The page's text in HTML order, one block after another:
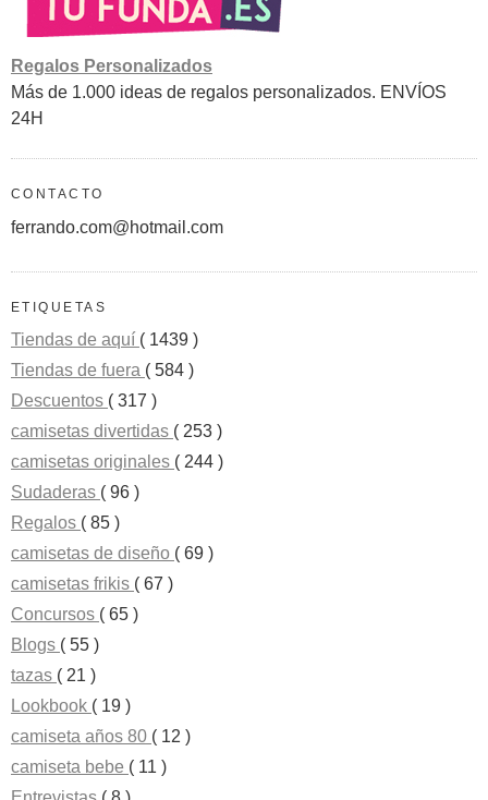
Regalos Personalizados
Más de 1.000 ideas de regalos personalizados. ENVÍOS
24H
CONTACTO
ferrando.com@hotmail.com
ETIQUETAS
Tiendas de aquí ( 1439 )
Tiendas de fuera ( 584 )
Descuentos ( 317 )
camisetas divertidas ( 253 )
camisetas originales ( 244 )
Sudaderas ( 96 )
Regalos ( 85 )
camisetas de diseño ( 69 )
camisetas frikis ( 67 )
Concursos ( 65 )
Blogs ( 55 )
tazas ( 21 )
Lookbook ( 19 )
camiseta años 80 ( 12 )
camiseta bebe ( 11 )